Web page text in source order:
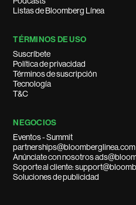
Listas de Bloomberg Línea
TÉRMINOS DE USO
Suscríbete
Política de privacidad
Términos de suscripción
Tecnología
T&C
NEGOCIOS
Eventos - Summit
partnerships@bloomberglinea.com
Anúnciate con nosotros
Soporte al cliente:
Soluciones de publicidad